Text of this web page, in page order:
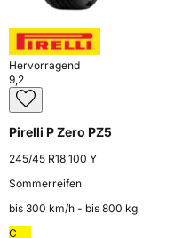
Hervorragend
9,2
Pirelli P Zero PZ5
245/45 R18 100 Y
Sommerreifen
bis 300 km⁠/⁠h - bis 800 kg
C